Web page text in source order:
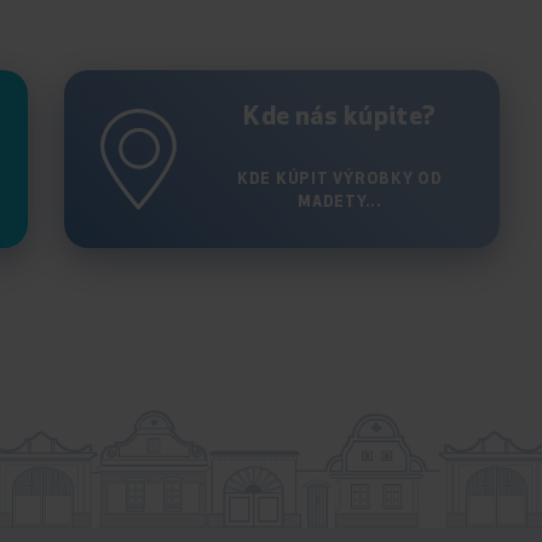
Kde nás kúpite?
KDE KÚPIT VÝROBKY OD
MADETY...